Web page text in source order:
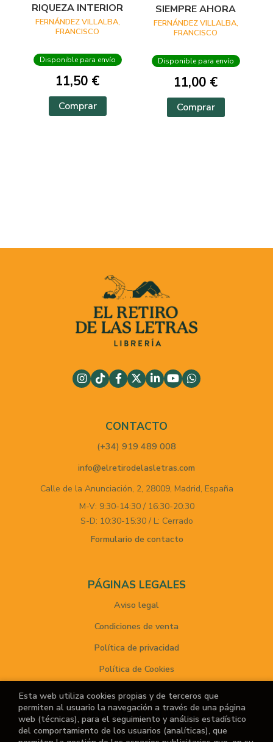
RIQUEZA INTERIOR
FERNÁNDEZ VILLALBA,
FRANCISCO
Disponible para envío
11,50 €
Comprar
SIEMPRE AHORA
FERNÁNDEZ VILLALBA,
FRANCISCO
Disponible para envío
11,00 €
Comprar
CONTACTO
(+34) 919 489 008
info@elretirodelasletras.com
Calle de la Anunciación, 2, 28009, Madrid, España
M-V: 9:30-14:30 / 16:30-20:30
S-D: 10:30-15:30 / L: Cerrado
Formulario de contacto
PÁGINAS LEGALES
Aviso legal
Condiciones de venta
Política de privacidad
Política de Cookies
ATENCIÓN AL CLIENTE
Quiénes somos
Esta web utiliza cookies propias y de terceros que
permiten al usuario la navegación a través de una página
web (técnicas), para el seguimiento y análisis estadístico
del comportamiento de los usuarios (analíticas), que